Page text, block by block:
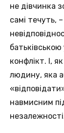
не дівчинка
самі течуть,
конфлікт. І,
людину, яка
навмисним